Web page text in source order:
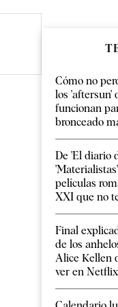
Cómo no
los 'aftersun'
funcionan
bronceado
De 'El diario
películas
XXI que no
Final
de los
Alice Kellen
ver en Netflix